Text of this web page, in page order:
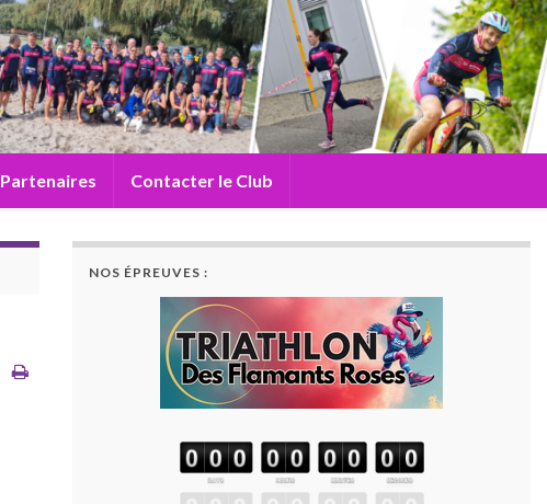
Partenaires Contacter le Club
NOS ÉPREUVES :